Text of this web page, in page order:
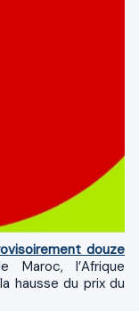
douze
Maroc, l’Afrique
hausse du prix du